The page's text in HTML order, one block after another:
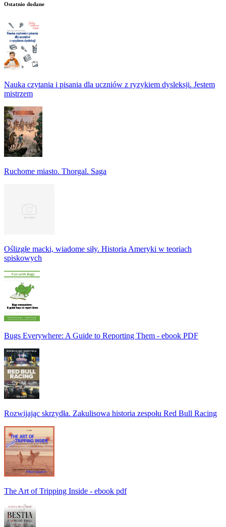
Ostatnio dodane
Nauka czytania i pisania dla uczniów z ryzykiem dysleksji. Jestem
mistrzem
Ruchome miasto. Thorgal. Saga
Oślizgłe macki, wiadome siły. Historia Ameryki w teoriach
spiskowych
Bugs Everywhere: A Guide to Reporting Them - ebook PDF
Rozwijając skrzydła. Zakulisowa historia zespołu Red Bull Racing
The Art of Tripping Inside - ebook pdf